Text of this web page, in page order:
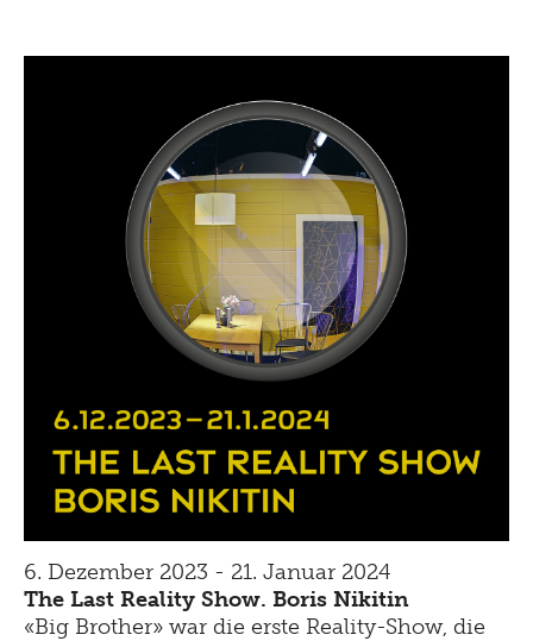
6. Dezember 2023 - 21. Januar 2024
The Last Reality Show. Boris Nikitin
«Big Brother» war die erste Reality-Show, die